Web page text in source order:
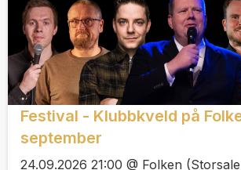
Festival - Klubbkveld på
september
24.09.2026 21:00 @ Folken